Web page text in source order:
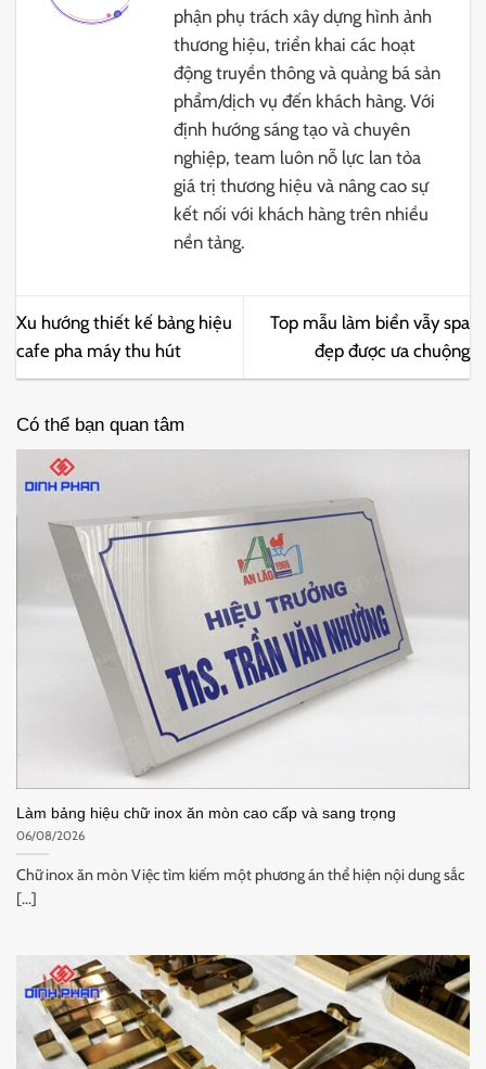
phận phụ trách xây dựng hình ảnh
thương hiệu, triển khai các hoạt
động truyền thông và quảng bá sản
phẩm/dịch vụ đến khách hàng. Với
định hướng sáng tạo và chuyên
nghiệp, team luôn nỗ lực lan tỏa
giá trị thương hiệu và nâng cao sự
kết nối với khách hàng trên nhiều
nền tảng.
Xu hướng thiết kế bảng hiệu
cafe pha máy thu hút
Top mẫu làm biển vẫy spa
đẹp được ưa chuộng
Có thể bạn quan tâm
Làm bảng hiệu chữ inox ăn mòn cao cấp và sang trọng
06/08/2026
Chữ inox ăn mòn Việc tìm kiếm một phương án thể hiện nội dung sắc
[...]